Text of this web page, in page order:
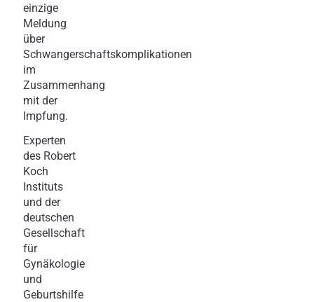
einzige
Meldung
über
Schwangerschaftskomplikationen
im
Zusammenhang
mit der
Impfung.
Experten
des Robert
Koch
Instituts
und der
deutschen
Gesellschaft
für
Gynäkologie
und
Geburtshilfe